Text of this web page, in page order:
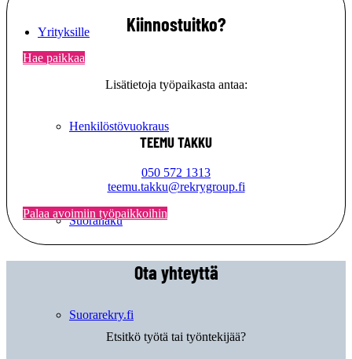
Yrityksille
Henkilöstövuokraus
Suorahaku
Suorarekry.fi
Kiinnostuitko?
Hae paikkaa
Lisätietoja työpaikasta antaa:
TEEMU TAKKU
050 572 1313
teemu.takku@rekrygroup.fi
Palaa avoimiin työpaikkoihin
Ota yhteyttä
Etsitkö työtä tai työntekijää?